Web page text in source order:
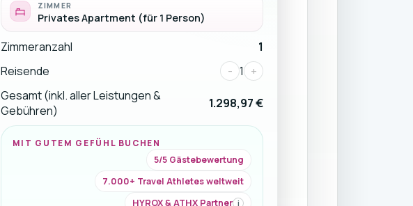
ZIMMER
Privates Apartment (für 1 Person)
Zimmeranzahl
1
Reisende
- 1 +
Gesamt (inkl. aller Leistungen &
Gebühren)
1.298,97 €
MIT GUTEM GEFÜHL BUCHEN
5/5 Gästebewertung
7.000+ Travel Athletes weltweit
HYROX & ATHX Partner i